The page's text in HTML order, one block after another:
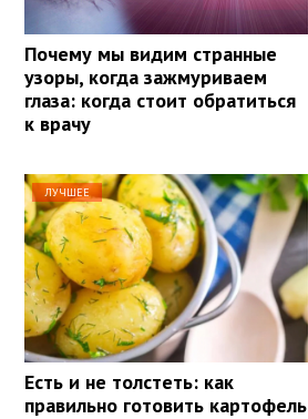
Почему мы видим странные
узоры, когда зажмуриваем
глаза: когда стоит обратиться
к врачу
ЛУЧШЕЕ
Есть и не толстеть: как
правильно готовить картофель